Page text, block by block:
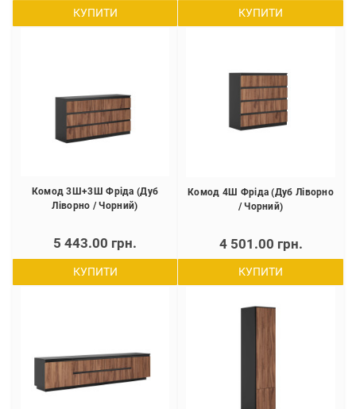
КУПИТИ КУПИТИ
Комод 3Ш+3Ш Фріда (Дуб
Ліворно / Чорний)
5 443.00 грн.
КУПИТИ
Комод 4Ш Фріда (Дуб Ліворно
/ Чорний)
4 501.00 грн.
КУПИТИ